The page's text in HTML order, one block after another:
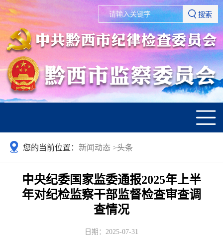
搜索
您的当前位置： 新闻动态 >头条
中央纪委国家监委通报2025年上半
年对纪检监察干部监督检查审查调
查情况
日期：2025-07-31